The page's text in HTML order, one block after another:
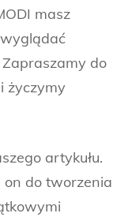
masz
do
życzymy
artykułu.
on do tworzenia